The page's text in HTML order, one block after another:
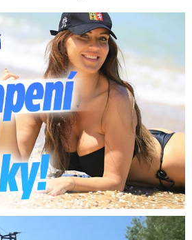
Překvapení pro sporťáky!
vydala vyjádření na 16 stran